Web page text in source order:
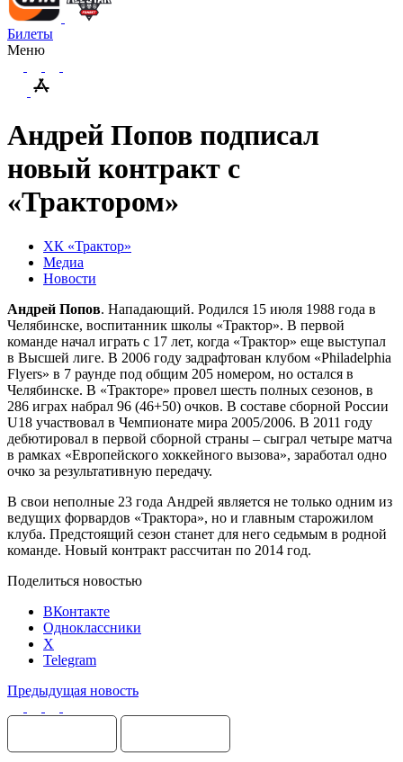
Билеты
Меню
Андрей Попов подписал
новый контракт с
«Трактором»
ХК «Трактор»
Медиа
Новости
Андрей Попов. Нападающий. Родился 15 июля 1988 года в
Челябинске, воспитанник школы «Трактор». В первой
команде начал играть с 17 лет, когда «Трактор» еще выступал
в Высшей лиге. В 2006 году задрафтован клубом «Philadelphia
Flyers» в 7 раунде под общим 205 номером, но остался в
Челябинске. В «Тракторе» провел шесть полных сезонов, в
286 играх набрал 96 (46+50) очков. В составе сборной России
U18 участвовал в Чемпионате мира 2005/2006. В 2011 году
дебютировал в первой сборной страны – сыграл четыре матча
в рамках «Европейского хоккейного вызова», заработал одно
очко за результативную передачу.
В свои неполные 23 года Андрей является не только одним из
ведущих форвардов «Трактора», но и главным старожилом
клуба. Предстоящий сезон станет для него седьмым в родной
команде. Новый контракт рассчитан по 2014 год.
Поделиться новостью
ВКонтакте
Одноклассники
X
Telegram
Предыдущая новость